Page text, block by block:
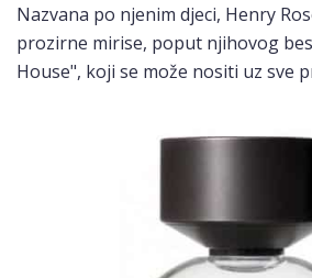
Nazvana po njenim djeci, Henry
prozirne mirise, poput njihovog
House", koji se može nositi uz sve